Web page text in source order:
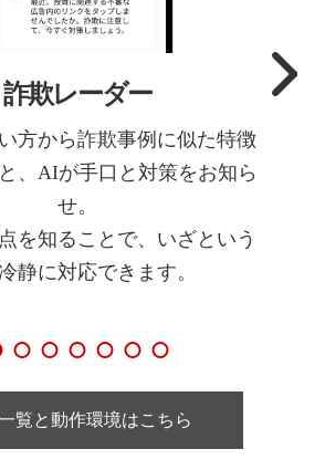
詐欺レーダー
方から詐欺事例に似た特徴
、AIが手口と対策をお知ら
せ。
を知ることで、いざという
静に対応できます。
覧と動作環境はこちら